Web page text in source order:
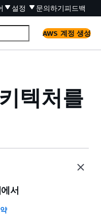
설정 문의하기피드백
AWS 계정 생성
텍처를
서